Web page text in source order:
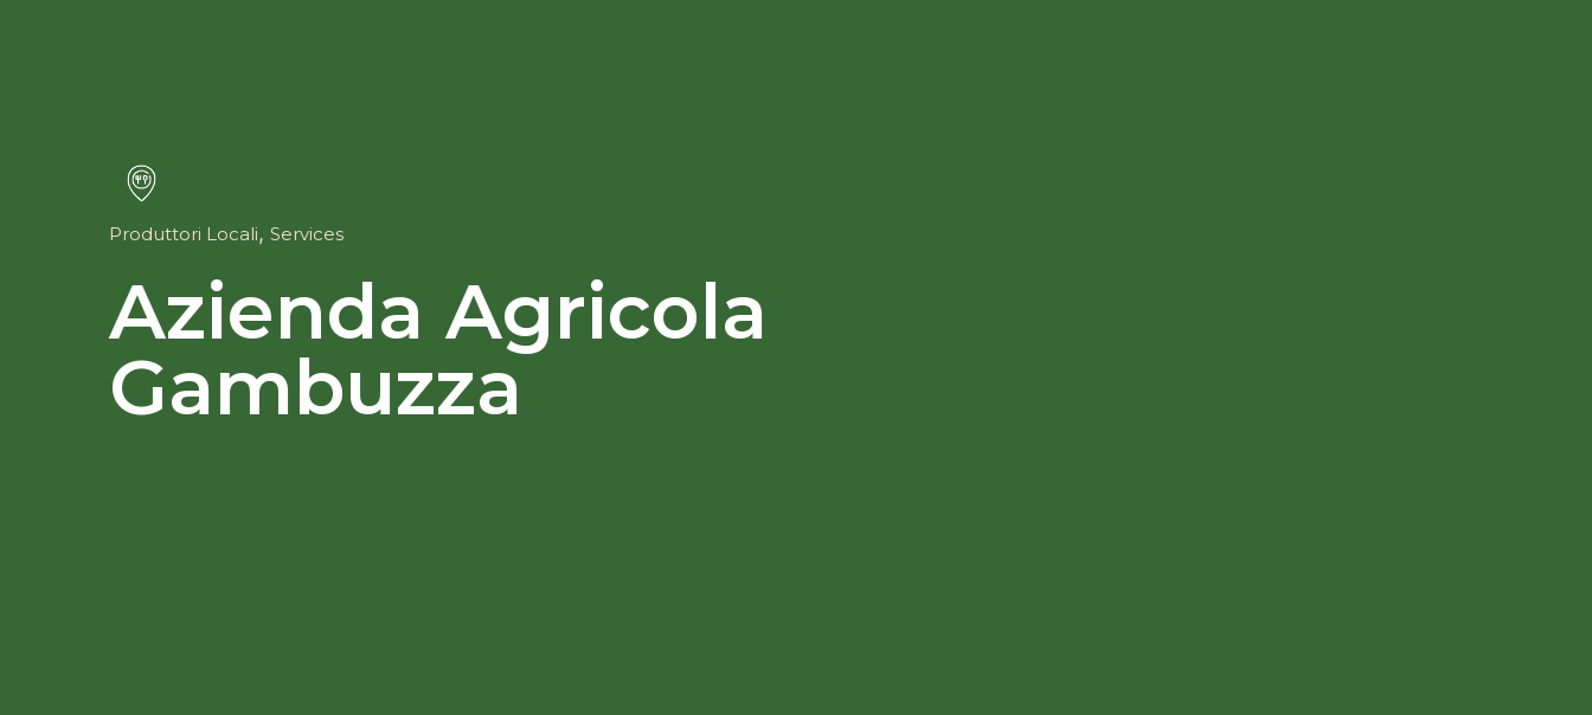
Azienda Agricola
Gambuzza
Produttori Locali, Services